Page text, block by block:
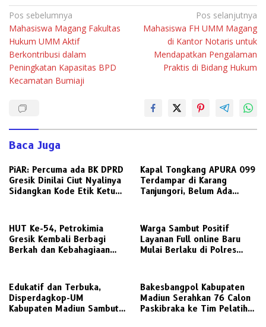
Navigasi
pos
Pos sebelumnya
Mahasiswa Magang Fakultas
Hukum UMM Aktif
Berkontribusi dalam
Peningkatan Kapasitas BPD
Kecamatan Bumiaji
Pos selanjutnya
Mahasiswa FH UMM Magang
di Kantor Notaris untuk
Mendapatkan Pengalaman
Praktis di Bidang Hukum
Baca Juga
PiAR: Percuma ada BK DPRD
Gresik Dinilai Ciut Nyalinya
Sidangkan Kode Etik Ketua
Kapal Tongkang APURA 099
Terdampar di Karang
Tanjungori, Belum Ada
HUT Ke-54, Petrokimia
Gresik Kembali Berbagi
Berkah dan Kebahagiaan
Warga Sambut Positif
Layanan Full online Baru
Mulai Berlaku di Polres
Edukatif dan Terbuka,
Disperdagkop-UM
Kabupaten Madiun Sambut
Bakesbangpol Kabupaten
Madiun Serahkan 76 Calon
Paskibraka ke Tim Pelatih